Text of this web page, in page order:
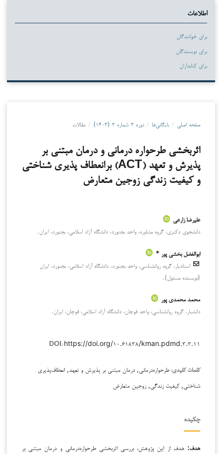
اطلاعات
برای خوانندگان
برای نویسندگان
برای کتابداران
صفحه اصلی / بایگانی‌ها / دوره ۳ شماره ۳ (۱۴۰۳) / مقالات
اثربخشی طرحواره درمانی و درمان مبتنی بر
پذیرش و تعهد (ACT) برانعطاف پذیری شناختی
و کیفیت زندگی زوجین متعارض
علیرضا زارعی
دانشجوی دکتری، گروه مشاوره، واحد بجنورد، دانشگاه آزاد اسلامی، بجنورد، ایران.
ابوالفضل بخشی پور *
استادیار، گروه روانشناسی، واحد بجنورد، دانشگاه آزاد اسلامی، بجنورد، ایران
(نویسنده مسئول).
محمد محمدی پور
دانشیار، گروه روانشناسی، واحد قوچان، دانشگاه آزاد اسلامی، قوچان، ایران.
DOI: https://doi.org/۱۰.۶۱۸۳۸/kman.pdmd.۳.۳.۱۱
کلمات کلیدی: طرحواره‌درمانی, درمان مبتنی بر پذیرش و تعهد, انعطاف‌پذیری
شناختی, کیفیت زندگی, زوجین متعارض
چکیده
هدف: هدف از این پژوهش، بررسی اثربخشی طرحواره‌درمانی و درمان مبتنی بر